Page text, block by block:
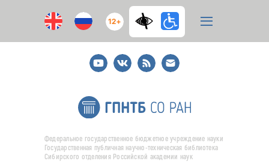
12+
YoutubeВКонтакте
RSS
E-
mail
подписка
Федеральное государственное бюджетное учреждение науки
Государственная публичная научно-техническая библиотека
Сибирского отделения Российской академии наук